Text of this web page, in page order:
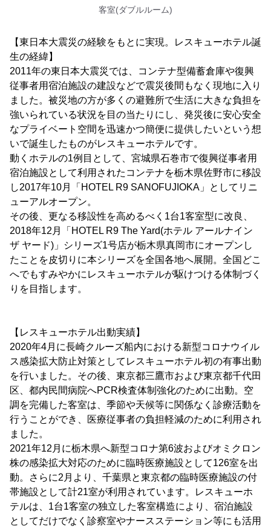
客室(ダブルルーム)
【東日本大震災の経験をもとに実現。レスキューホテル誕
生の経緯】
2011年の東日本大震災では、コンテナ型備蓄倉庫や復興
従事者用宿泊施設の建設などで震災後間もなく現地に入り
ました。被災地の方が多くの避難所で生活に大きな負担を
強いられている状況を目の当たりにし、発災後に安心安全
なプライベート空間を迅速かつ簡便に提供したいという想
いで誕生したものがレスキューホテルです。
動くホテルの1例目として、宮城県石巻市で復興従事者用
宿泊施設として利用されたコンテナを栃木県佐野市に移設
し2017年10月「HOTEL R9 SANOFUJIOKA」としてリニ
ューアルオープン。
その後、更なる移設性を高めるべく1台1客室型に改良、
2018年12月「HOTEL R9 The Yard(ホテル アールナイン
ザ ヤード)」シリーズ1号店が栃木県真岡市にオープンし
たことを皮切りに本シリーズを全国各地へ展開。全国どこ
へでもすみやかにレスキューホテルが駆けつける体制づく
りを目指します。
【レスキューホテル出動実績】
2020年4月に長崎クルーズ船内における新型コロナウイル
ス感染拡大防止対策としてレスキューホテル初の有事出動
を行いました。その後、東京都三鷹市および東京都千代田
区、都内民間病院へPCR検査体制強化のために出動。空
調を完備した客室は、季節や天候等に関係なく診療活動を
行うことができ、医療従事者の負担軽減のために利用され
ました。
2021年12月に栃木県へ新型コロナ第6波およびオミクロン
株の感染拡大対応のために臨時医療施設として126室を出
動。さらに2月より、千葉県と東京都の臨時医療施設の付
帯施設として計21室が利用されています。レスキューホ
テルは、1台1客室の独立した客室構造により、宿泊施設
としてだけでなく診察室やナースステーション等にも活用